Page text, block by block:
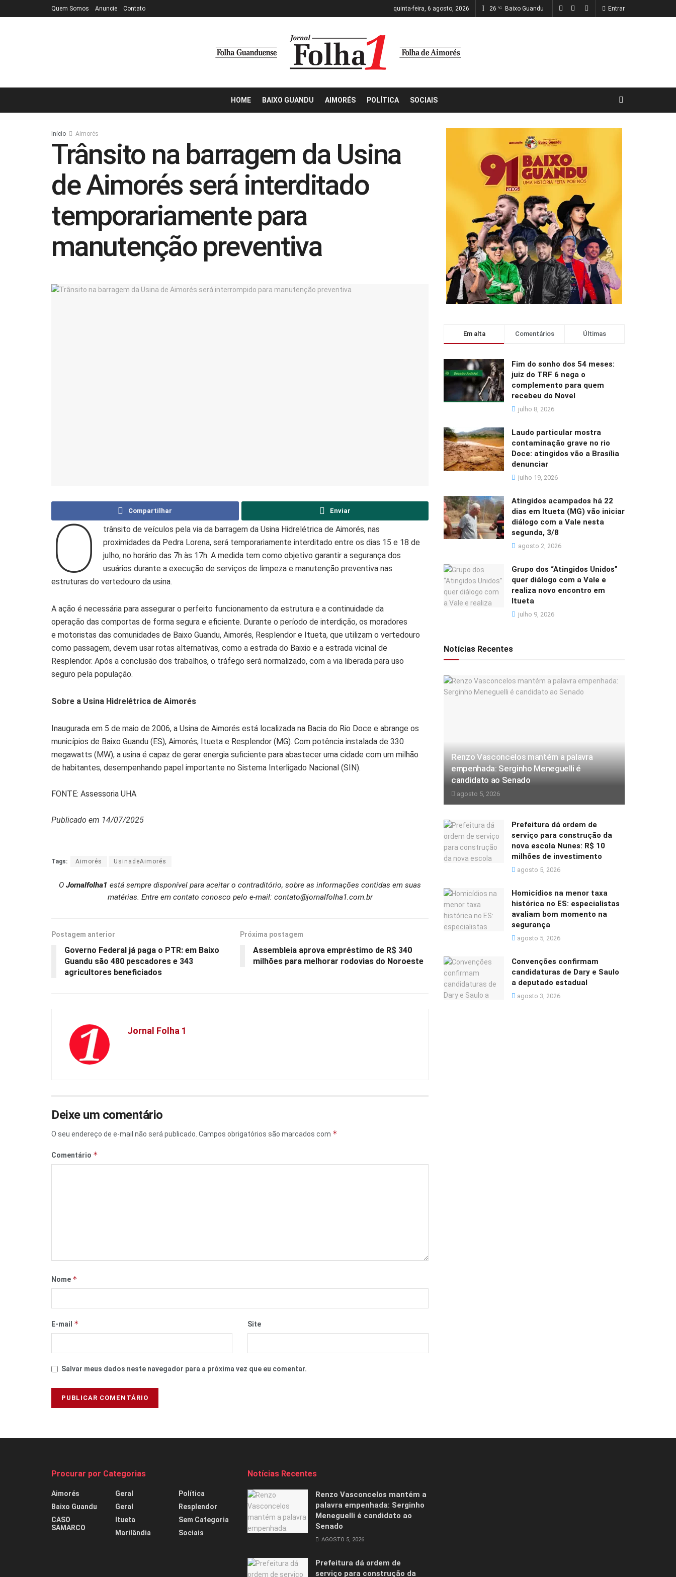
Quem Somos Anuncie Contato quinta-feira, 6 agosto, 2026 26 °C Baixo Guandu Entrar
HOME BAIXO GUANDU AIMORÉS POLÍTICA SOCIAIS
Início Aimorés
Trânsito na barragem da Usina
de Aimorés será interditado
temporariamente para
manutenção preventiva
Compartilhar Enviar
O
trânsito de veículos pela via da barragem da Usina Hidrelétrica de Aimorés, nas
proximidades da Pedra Lorena, será temporariamente interditado entre os dias 15 e 18 de
julho, no horário das 7h às 17h. A medida tem como objetivo garantir a segurança dos
usuários durante a execução de serviços de limpeza e manutenção preventiva nas
estruturas do vertedouro da usina.
A ação é necessária para assegurar o perfeito funcionamento da estrutura e a continuidade da
operação das comportas de forma segura e eficiente. Durante o período de interdição, os moradores
e motoristas das comunidades de Baixo Guandu, Aimorés, Resplendor e Itueta, que utilizam o vertedouro
como passagem, devem usar rotas alternativas, como a estrada do Baixio e a estrada vicinal de
Resplendor. Após a conclusão dos trabalhos, o tráfego será normalizado, com a via liberada para uso
seguro pela população.
Sobre a Usina Hidrelétrica de Aimorés
Inaugurada em 5 de maio de 2006, a Usina de Aimorés está localizada na Bacia do Rio Doce e abrange os
municípios de Baixo Guandu (ES), Aimorés, Itueta e Resplendor (MG). Com potência instalada de 330
megawatts (MW), a usina é capaz de gerar energia suficiente para abastecer uma cidade com um milhão
de habitantes, desempenhando papel importante no Sistema Interligado Nacional (SIN).
FONTE: Assessoria UHA
Publicado em 14/07/2025
Tags: Aimorés UsinadeAimorés
O Jornalfolha1 está sempre disponível para aceitar o contraditório, sobre as informações contidas em suas
matérias. Entre em contato conosco pelo e-mail: contato@jornalfolha1.com.br
Postagem anterior
Governo Federal já paga o PTR: em Baixo
Guandu são 480 pescadores e 343
agricultores beneficiados
Próxima postagem
Assembleia aprova empréstimo de R$ 340
milhões para melhorar rodovias do Noroeste
Jornal Folha 1
Deixe um comentário
O seu endereço de e-mail não será publicado. Campos obrigatórios são marcados com *
Comentário *
Nome *
E-mail * Site
Salvar meus dados neste navegador para a próxima vez que eu comentar.
Em alta Comentários Últimas
Fim do sonho dos 54 meses:
juiz do TRF 6 nega o
complemento para quem
recebeu do Novel
julho 8, 2026
Laudo particular mostra
contaminação grave no rio
Doce: atingidos vão a Brasília
denunciar
julho 19, 2026
Atingidos acampados há 22
dias em Itueta (MG) vão iniciar
diálogo com a Vale nesta
segunda, 3/8
agosto 2, 2026
Grupo dos “Atingidos Unidos”
quer diálogo com a Vale e
realiza novo encontro em
Itueta
julho 9, 2026
Notícias Recentes
Renzo Vasconcelos mantém a palavra
empenhada: Serginho Meneguelli é
candidato ao Senado
agosto 5, 2026
Prefeitura dá ordem de
serviço para construção da
nova escola Nunes: R$ 10
milhões de investimento
agosto 5, 2026
Homicídios na menor taxa
histórica no ES: especialistas
avaliam bom momento na
segurança
agosto 5, 2026
Convenções confirmam
candidaturas de Dary e Saulo
a deputado estadual
agosto 3, 2026
Procurar por Categorias
Aimorés
Baixo Guandu
CASO
SAMARCO
Geral
Geral
Itueta
Marilândia
Política
Resplendor
Sem Categoria
Sociais
Notícias Recentes
Renzo Vasconcelos mantém a
palavra empenhada: Serginho
Meneguelli é candidato ao
Senado
AGOSTO 5, 2026
Prefeitura dá ordem de
serviço para construção da